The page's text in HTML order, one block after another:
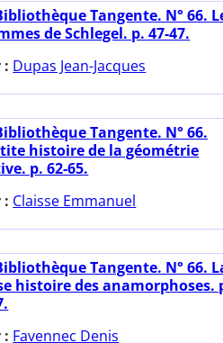
Tangente. N° 66.
de Schlegel. p. 47-47.
: Dupas Jean-Jacques
Tangente. N° 66.
histoire de la géométrie
p. 62-65.
: Claisse Emmanuel
Tangente. N° 66.
histoire des anamorphoses.
: Favennec Denis